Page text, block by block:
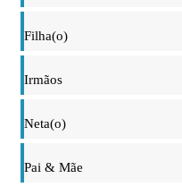
Filha(o)
Irmãos
Neta(o)
Pai & Mãe